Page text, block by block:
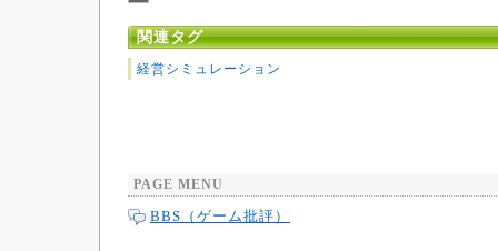
関連タグ
経営シミュレーション
PAGE MENU
BBS（ゲーム批評）